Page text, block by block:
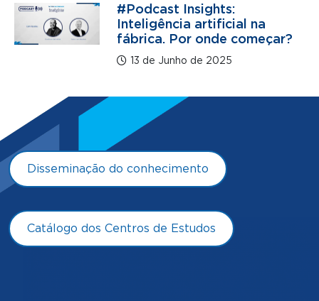
#Podcast Insights:
Inteligência artificial na
fábrica. Por onde começar?
13 de Junho de 2025
Disseminação do conhecimento
Catálogo dos Centros de Estudos